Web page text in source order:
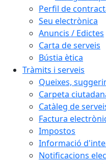
Perfil de
Seu electrònica
Anuncis / Edictes
Carta de serveis
Bústia ètica
Tràmits i serveis
Queixes,
Carpeta
Catàleg de
Factura
Impostos
Informació
Notificacions